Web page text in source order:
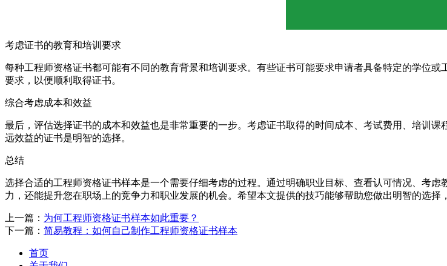
考虑证书的教育和培训要求
每种工程师资格证书都可能有不同的教育背景和培训要求。有些证书可能要求申请者具备特定的学位
要求，以便顺利取得证书。
综合考虑成本和效益
最后，评估选择证书的成本和效益也是非常重要的一步。考虑证书取得的时间成本、考试费用、培训
远效益的证书是明智的选择。
总结
选择合适的工程师资格证书样本是一个需要仔细考虑的过程。通过明确职业目标、查看认可情况、考
力，还能提升您在职场上的竞争力和职业发展的机会。希望本文提供的技巧能够帮助您做出明智的选择
上一篇： 为何工程师资格证书样本如此重要？
下一篇： 简易教程：如何自己制作工程师资格证书样本
首页